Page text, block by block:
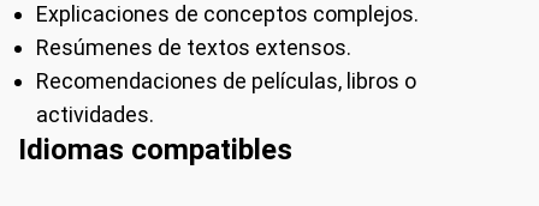
Explicaciones de conceptos complejos.
Resúmenes de textos extensos.
Recomendaciones de películas, libros o
actividades.
Idiomas compatibles